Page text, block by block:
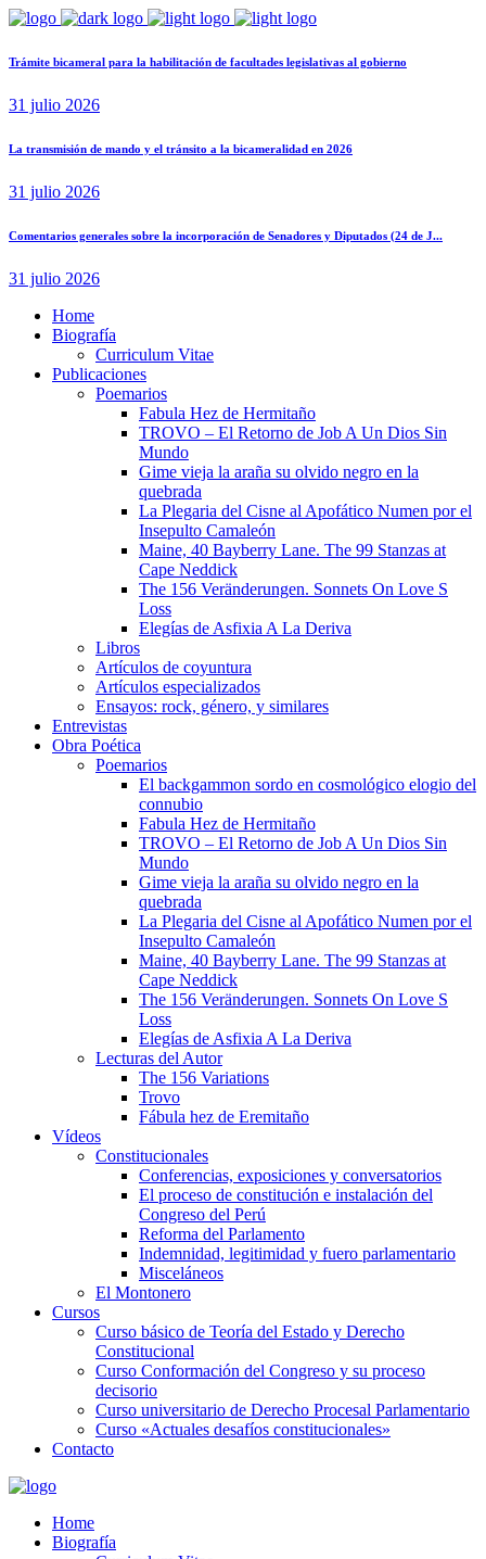
Trámite bicameral para la habilitación de facultades legislativas al gobierno
31 julio 2026
La transmisión de mando y el tránsito a la bicameralidad en 2026
31 julio 2026
Comentarios generales sobre la incorporación de Senadores y Diputados (24 de J...
31 julio 2026
Home
Biografía
Curriculum Vitae​
Publicaciones
Poemarios
Fabula Hez de Hermitaño
TROVO – El Retorno de Job A Un Dios Sin
Mundo
Gime vieja la araña su olvido negro en la
quebrada
La Plegaria del Cisne al Apofático Numen por el
Insepulto Camaleón
Maine, 40 Bayberry Lane. The 99 Stanzas at
Cape Neddick
The 156 Veränderungen. Sonnets On Love S
Loss
Elegías de Asfixia A La Deriva
Libros
Artículos de coyuntura
Artículos especializados
Ensayos: rock, género, y similares
Entrevistas
Obra Poética
Poemarios
El backgammon sordo en cosmológico elogio del
connubio
Fabula Hez de Hermitaño
TROVO – El Retorno de Job A Un Dios Sin
Mundo
Gime vieja la araña su olvido negro en la
quebrada
La Plegaria del Cisne al Apofático Numen por el
Insepulto Camaleón
Maine, 40 Bayberry Lane. The 99 Stanzas at
Cape Neddick
The 156 Veränderungen. Sonnets On Love S
Loss
Elegías de Asfixia A La Deriva
Lecturas del Autor
The 156 Variations
Trovo
Fábula hez de Eremitaño
Vídeos
Constitucionales
Conferencias, exposiciones y conversatorios
El proceso de constitución e instalación del
Congreso del Perú
Reforma del Parlamento
Indemnidad, legitimidad y fuero parlamentario
Misceláneos
El Montonero
Cursos
Curso básico de Teoría del Estado y Derecho
Constitucional
Curso Conformación del Congreso y su proceso
decisorio
Curso universitario de Derecho Procesal Parlamentario
Curso «Actuales desafíos constitucionales»
Contacto
Home
Biografía